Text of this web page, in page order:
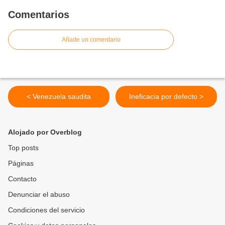
Comentarios
Añade un comentario
< Venezuela saudita Ineficacia por defecto >
Alojado por Overblog
Top posts
Páginas
Contacto
Denunciar el abuso
Condiciones del servicio